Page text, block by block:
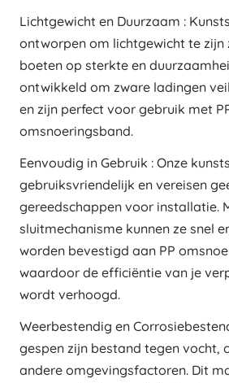
Lichtgewicht en Duurzaam :
ontworpen om lichtgewicht te zijn
boeten op sterkte en
ontwikkeld om zware ladingen
en zijn perfect voor gebruik met
omsnoeringsband.
Eenvoudig in Gebruik : Onze
gebruiksvriendelijk en vereisen
gereedschappen voor installatie.
sluitmechanisme kunnen ze snel
worden bevestigd aan PP
waardoor de efficiëntie van je
wordt verhoogd.
Weerbestendig en
gespen zijn bestand tegen vocht,
andere omgevingsfactoren. Dit